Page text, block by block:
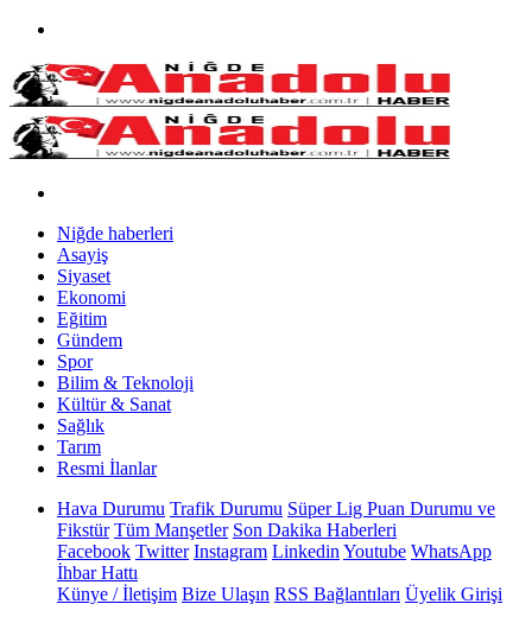
Niğde haberleri
Asayiş
Siyaset
Ekonomi
Eğitim
Gündem
Spor
Bilim & Teknoloji
Kültür & Sanat
Sağlık
Tarım
Resmi İlanlar
Hava Durumu Trafik Durumu Süper Lig Puan Durumu ve
Fikstür Tüm Manşetler Son Dakika Haberleri
Facebook Twitter Instagram Linkedin Youtube WhatsApp
İhbar Hattı
Künye / İletişim Bize Ulaşın RSS Bağlantıları Üyelik Girişi